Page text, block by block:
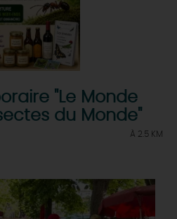
"Le Monde
du Monde"
À 2.5 KM